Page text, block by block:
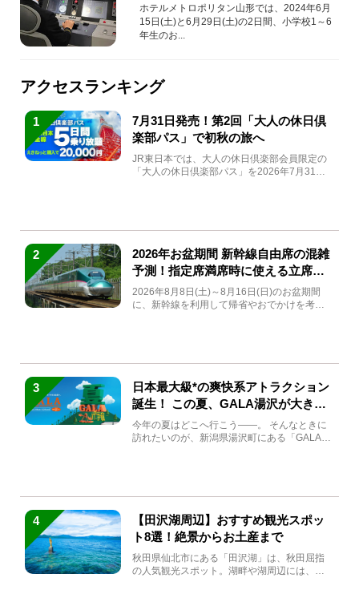
レーター体験付宿泊プラン
ホテルメトロポリタン山形では、2024年6月
15日(土)と6月29日(土)の2日間、小学校1～6
年生のお...
アクセスランキング
1
7月31日発売！第2回「大人の休日倶
楽部パス」で初秋の旅へ
JR東日本では、大人の休日倶楽部会員限定の
「大人の休日倶楽部パス」を2026年7月31日
2
2026年お盆期間 新幹線自由席の混雑
予測！指定席満席時に使える立席特
急券も解説
2026年8月8日(土)～8月16日(日)のお盆期間
に、新幹線を利用して帰省やおでかけを考え
3
日本最大級*の爽快系アトラクション
誕生！ この夏、GALA湯沢が大きく
生まれ変わる
今年の夏はどこへ行こう――。 そんなときに
訪れたいのが、新潟県湯沢町にある「GALA湯
4
【田沢湖周辺】おすすめ観光スポッ
ト8選！絶景からお土産まで
秋田県仙北市にある「田沢湖」は、秋田屈指
の人気観光スポット。湖畔や湖周辺には、田